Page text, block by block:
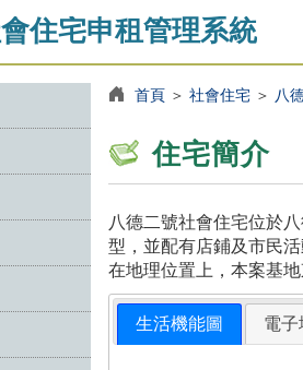
住宅申租管理系統
首頁＞ 社會住宅＞ 八
住宅簡介
八德二號社會住宅位於
型，並配有店鋪及市民
在地理位置上，本案基
生活機能圖 電子